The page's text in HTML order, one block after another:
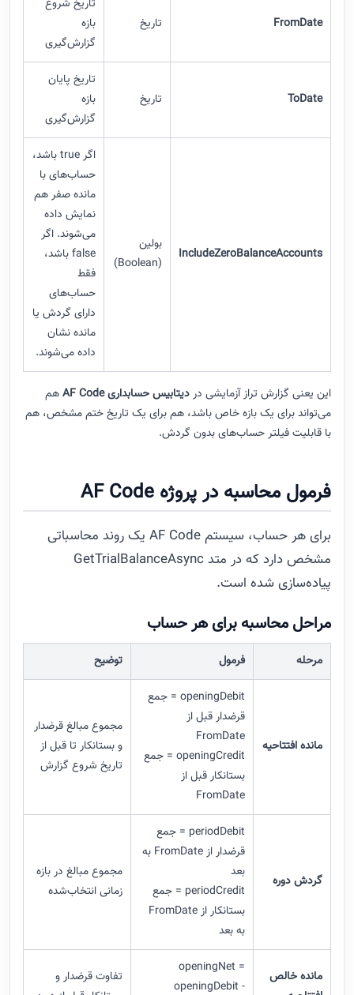
FromDate
تاریخ شروع
گزارش‌گیری
ToDate
تاریخ پایان
گزارش‌گیری
IncludeZeroBalanceAccounts
بولین
اگر true باشد،
حساب‌های با
مانده صفر هم
نمایش داده
می‌شوند. اگر
false باشد،
فقط
حساب‌های
دارای گردش یا
مانده نشان
داده می‌شوند.
این یعنی گزارش تراز آزمایشی دردیتابیس حسابداری AF Code
هم
می‌تواند برای یک بازه خاص باشد، هم برای یک تاریخ ختم مشخص، هم
با قابلیت فیلتر حساب‌های بدون گردش.
فرمول محاسبه در پروژه AF Code
برای هر حساب، سیستم AF Code یک روند محاسباتی
مشخص دارد که در متد GetTrialBalanceAsync
پیاده‌سازی شده است.
مراحل محاسبه برای هر حساب
مرحله فرمول توضیح
مانده افتتاحیه
openingDebit = جمع
قرضدار قبل از
FromDate
openingCredit = جمع
بستانکار قبل از
FromDate
مجموع مبالغ قرضدار
و بستانکار تا قبل از
تاریخ شروع گزارش
گردش دوره
periodDebit = جمع
قرضدار از FromDate به
periodCredit = جمع
بستانکار از FromDate
به بعد
مجموع مبالغ در بازه
زمانی انتخاب‌شده
مانده خالص
openingNet =
openingDebit -
تفاوت قرضدار و